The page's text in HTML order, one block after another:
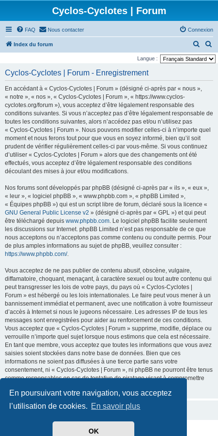
En poursuivant votre navigation, vous acceptez
l’utilisation de cookies. En savoir plus
OK
Cyclos-Cyclotes | Forum
FAQ Nous contacter Connexion
Index du forum
e
e
e
c
r
Langue :
Cyclos-Cyclotes | Forum - Enregistrement
En accédant à « Cyclos-Cyclotes | Forum » (désigné ci-après par « nous »,
« notre », « nos », « Cyclos-Cyclotes | Forum », « https://www.cyclos-
cyclotes.org/forum »), vous acceptez d’être légalement responsable des
conditions suivantes. Si vous n’acceptez pas d’être légalement responsable de
toutes les conditions suivantes, alors n’accédez pas et/ou n’utilisez pas
« Cyclos-Cyclotes | Forum ». Nous pouvons modifier celles-ci à n’importe quel
moment et nous ferons tout pour que vous en soyez informé, bien qu’il soit
prudent de vérifier régulièrement celles-ci par vous-même. Si vous continuez
d’utiliser « Cyclos-Cyclotes | Forum » alors que des changements ont été
effectués, vous acceptez d’être légalement responsable des conditions
découlant des mises à jour et/ou modifications.
Nos forums sont développés par phpBB (désigné ci-après par « ils », « eux »,
« leur », « logiciel phpBB », « www.phpbb.com », « phpBB Limited »,
« Équipes phpBB ») qui est un script libre de forum, déclaré sous la licence «
GNU General Public License v2 » (désigné ci-après par « GPL ») et qui peut
être téléchargé depuis www.phpbb.com. Le logiciel phpBB facilite seulement
les discussions sur Internet. phpBB Limited n’est pas responsable de ce que
nous acceptons ou n’acceptons pas comme contenu ou conduite permis. Pour
de plus amples informations au sujet de phpBB, veuillez consulter :
https://www.phpbb.com/.
Vous acceptez de ne pas publier de contenu abusif, obscène, vulgaire,
diffamatoire, choquant, menaçant, à caractère sexuel ou tout autre contenu qui
peut transgresser les lois de votre pays, du pays où « Cyclos-Cyclotes |
Forum » est hébergé ou les lois internationales. Le faire peut vous mener à un
bannissement immédiat et permanent, avec une notification à votre fournisseur
d’accès à Internet si nous le jugeons nécessaire. Les adresses IP de tous les
messages sont enregistrées pour aider au renforcement de ces conditions.
Vous acceptez que « Cyclos-Cyclotes | Forum » supprime, modifie, déplace ou
verrouille n’importe quel sujet lorsque nous estimons que cela est nécessaire.
En tant que membre, vous acceptez que toutes les informations que vous avez
saisies soient stockées dans notre base de données. Bien que ces
informations ne soient pas diffusées à une tierce partie sans votre
consentement, ni « Cyclos-Cyclotes | Forum », ni phpBB ne pourront être tenus
comme responsables en cas de tentative de piratage visant à compromettre
phpBB ® Forum Software © phpBB Limited